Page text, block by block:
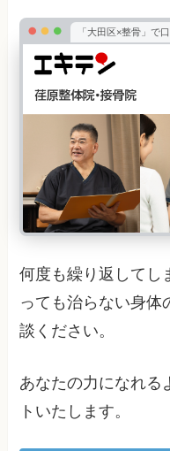
「大田区×整骨」で
何度も繰り返してし
っても治らない身体
談ください。
あなたの力になれる
トいたします。